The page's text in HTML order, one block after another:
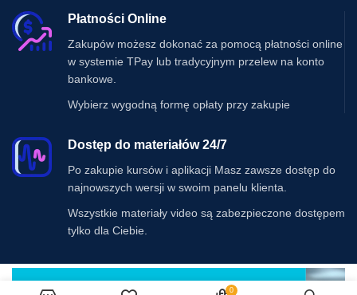
Płatności Online
Zakupów możesz dokonać za pomocą płatności online
w systemie TPay lub tradycyjnym przelew na konto
bankowe.
Wybierz wygodną formę opłaty przy zakupie
Dostęp do materiałów 24/7
Po zakupie kursów i aplikacji Masz zawsze dostęp do
najnowszych wersji w swoim panelu klienta.
Wszystkie materiały video są zabezpieczone dostępem
tylko dla Ciebie.
0